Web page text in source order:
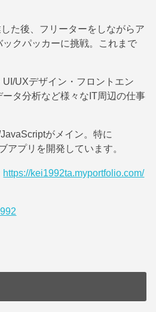
た後、フリーターをしながらア
クパッカーに挑戦。これまで
UXデザイン・フロントエン
ータ分析など様々なIT周辺の仕事
がメイン。特に
アプリを開発しています。
https://kei1992ta.myportfolio.com/